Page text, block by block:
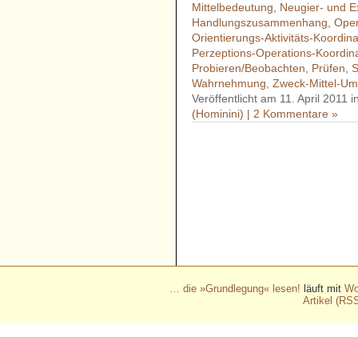
Mittelbedeutung
Neugier- und
Handlungszusammenhang ,
Orientierungs-Aktivitäts-
Perzeptions-Operations-
Probieren/Beobachten
Prüfen ,
Wahrnehmung ,Zweck-Mittel-
Veröffentlicht am 11. April 2011
(Hominini) | 2 Kommentare »
… die »Grundlegung« lesen! läuft mit
Artikel